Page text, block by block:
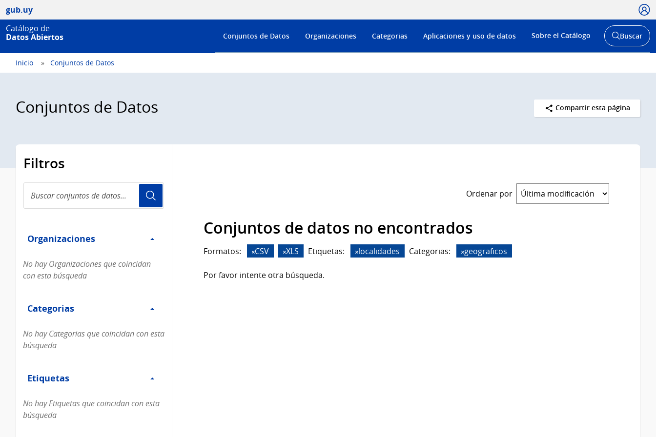
gub.uy
Catálogo de
Datos Abiertos
Menú
de
Conjuntos de Datos Organizaciones Categorias Aplicaciones y uso de datos Sobre el Catálogo
Abrir
buscador
Buscar
Inicio Conjuntos de Datos
Conjuntos de Datos Compartir esta página
Filtros
conjuntos
de
Organizaciones
Organizaciones
No hay Organizaciones que coincidan
con esta búsqueda
Categorias
Categorias
No hay Categorias que coincidan con esta
búsqueda
Etiquetas
Etiquetas
No hay Etiquetas que coincidan con esta
búsqueda
Ordenar por
Conjuntos de datos no encontrados
Formatos: CSV XLS Etiquetas: localidades Categorias: geograficos
Por favor intente otra búsqueda.